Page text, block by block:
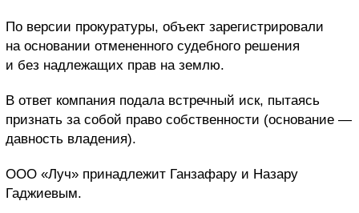
По версии прокуратуры, объект зарегистрировали
на основании отмененного судебного решения
и без надлежащих прав на землю.
В ответ компания подала встречный иск, пытаясь
признать за собой право собственности (основание —
давность владения).
ООО «Луч» принадлежит Ганзафару и Назару
Гаджиевым.